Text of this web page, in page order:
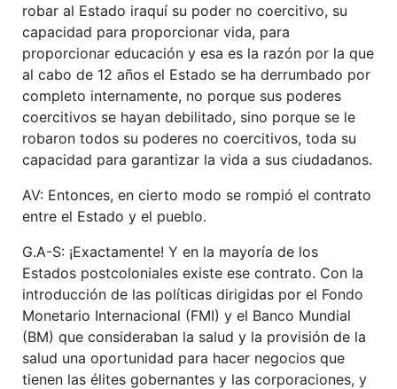
robar al Estado iraquí su poder no coercitivo, su
capacidad para proporcionar vida, para
proporcionar educación y esa es la razón por la que
al cabo de 12 años el Estado se ha derrumbado por
completo internamente, no porque sus poderes
coercitivos se hayan debilitado, sino porque se le
robaron todos su poderes no coercitivos, toda su
capacidad para garantizar la vida a sus ciudadanos.
AV: Entonces, en cierto modo se rompió el contrato
entre el Estado y el pueblo.
G.A-S: ¡Exactamente! Y en la mayoría de los
Estados postcoloniales existe ese contrato. Con la
introducción de las políticas dirigidas por el Fondo
Monetario Internacional (FMI) y el Banco Mundial
(BM) que consideraban la salud y la provisión de la
salud una oportunidad para hacer negocios que
tienen las élites gobernantes y las corporaciones, y